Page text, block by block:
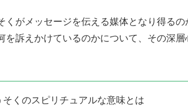
くがメッセージを伝える媒体となり得る
を訴えかけているのかについて、その深
そくのスピリチュアルな意味とは